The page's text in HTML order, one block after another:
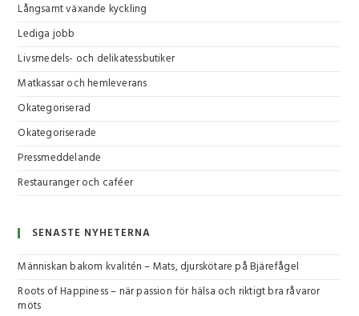
Långsamt växande kyckling
Lediga jobb
Livsmedels- och delikatessbutiker
Matkassar och hemleverans
Okategoriserad
Okategoriserade
Pressmeddelande
Restauranger och caféer
SENASTE NYHETERNA
Människan bakom kvalitén – Mats, djurskötare på Bjärefågel
Roots of Happiness – när passion för hälsa och riktigt bra råvaror
möts